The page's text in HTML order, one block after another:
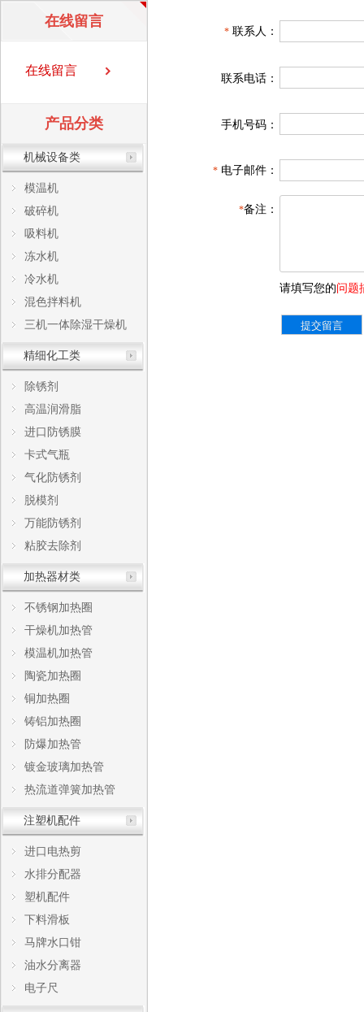
在线留言
在线留言
产品分类
机械设备类
模温机
破碎机
吸料机
冻水机
冷水机
混色拌料机
三机一体除湿干燥机
精细化工类
除锈剂
高温润滑脂
进口防锈膜
卡式气瓶
气化防锈剂
脱模剂
万能防锈剂
粘胶去除剂
加热器材类
不锈钢加热圈
干燥机加热管
模温机加热管
陶瓷加热圈
铜加热圈
铸铝加热圈
防爆加热管
镀金玻璃加热管
热流道弹簧加热管
注塑机配件
进口电热剪
水排分配器
塑机配件
下料滑板
马牌水口钳
油水分离器
电子尺
* 联系人：
联系电话：
手机号码：
* 电子邮件：
*备注：
请填写您的问题